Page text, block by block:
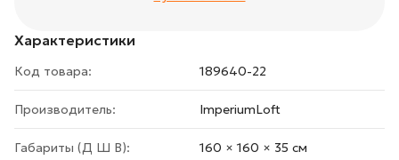
Характеристики
Код товара: 189640-22
Производитель: ImperiumLoft
Габариты (Д Ш В): 160 × 160 × 35 cм